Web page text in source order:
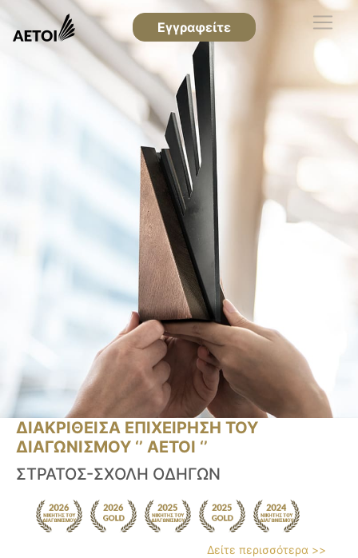
Εγγραφείτε
ΔΙΑΚΡΙΘΕΙΣΑ ΕΠΙΧΕΙΡΗΣΗ ΤΟΥ
ΔΙΑΓΩΝΙΣΜΟΥ ‘’ ΑΕΤΟΙ ‘’
ΣΤΡΑΤΟΣ-ΣΧΟΛΗ ΟΔΗΓΩΝ
Δείτε περισσότερα >>